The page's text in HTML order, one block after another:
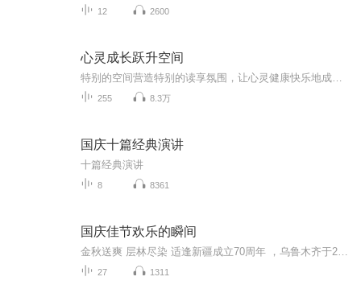
12 2600
心灵成长跃升空间
255 8.3万
国庆十篇经典演讲
十篇经典演讲
8 8361
国庆佳节欢乐的瞬间
27 1311